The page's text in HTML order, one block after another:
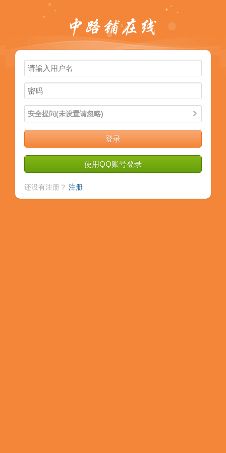
安全提问(未设置请忽略)
登录
使用QQ账号登录
还没有注册？ 注册
导读
标签
广播